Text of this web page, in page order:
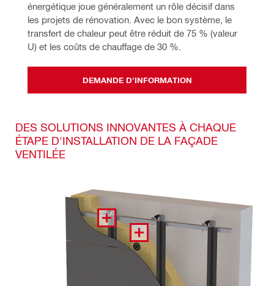
énergétique joue généralement un rôle décisif dans
les projets de rénovation. Avec le bon système, le
transfert de chaleur peut être réduit de 75 % (valeur
U) et les coûts de chauffage de 30 %.
DEMANDE D'INFORMATION
DES SOLUTIONS INNOVANTES À CHAQUE
ÉTAPE D'INSTALLATION DE LA FAÇADE
VENTILÉE